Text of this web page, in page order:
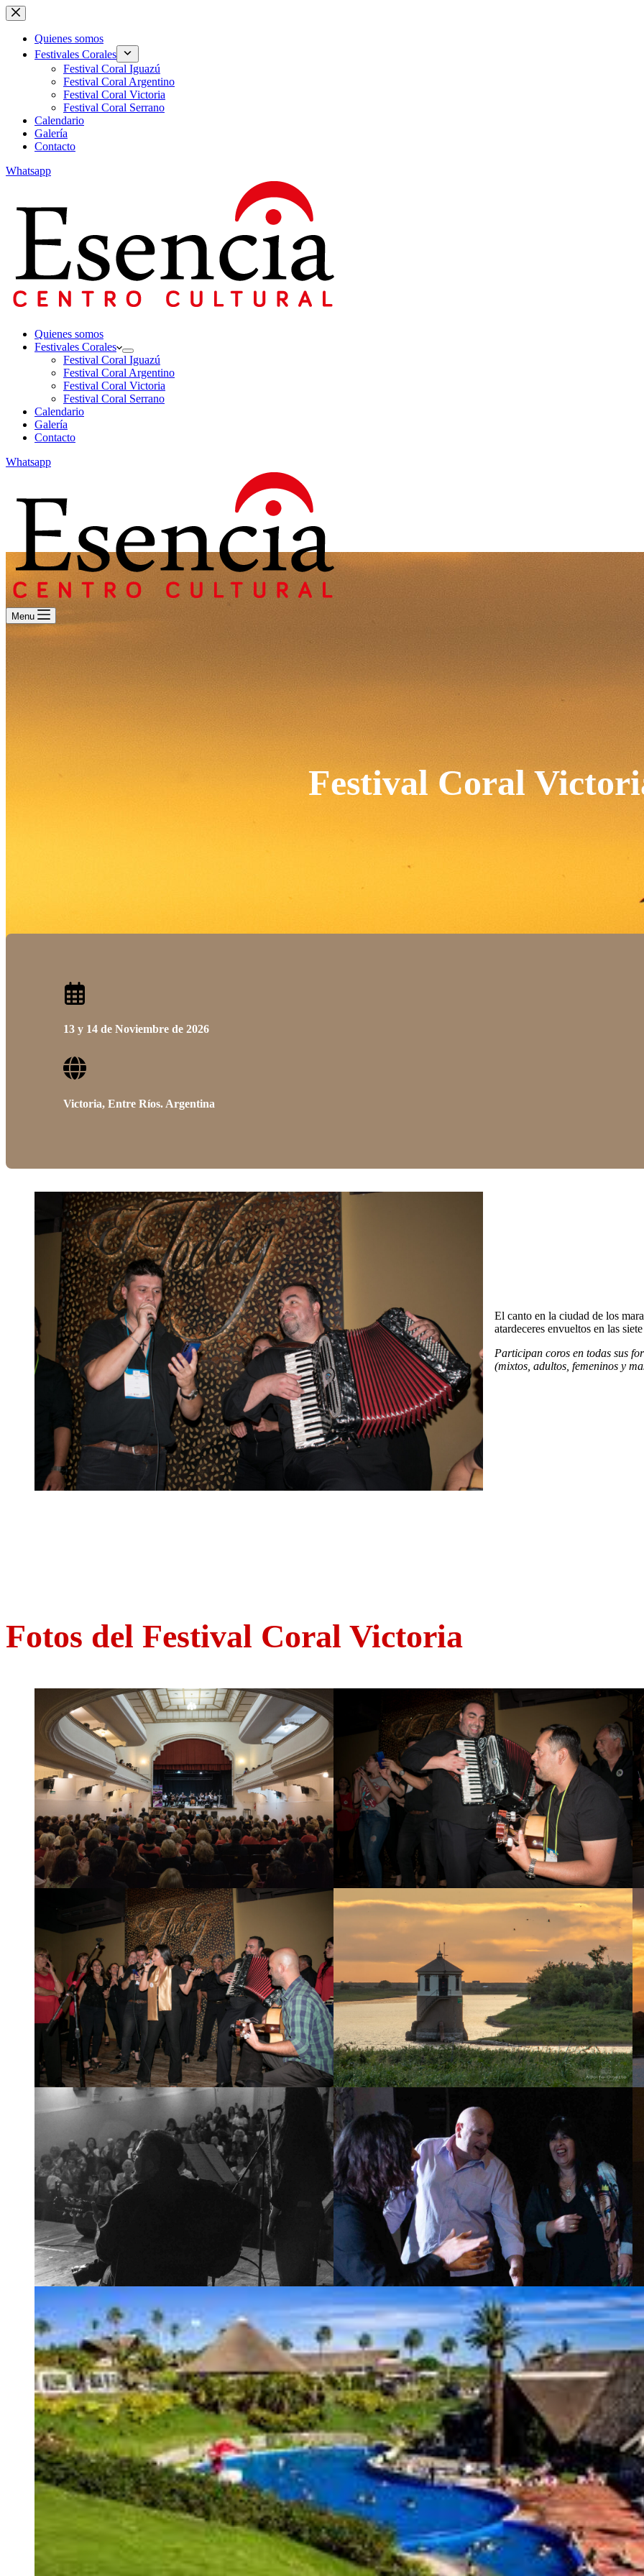
Skip
to
contentQuienes somos
Festivales Corales
Festival Coral Iguazú
Festival Coral Argentino
Festival Coral Victoria
Festival Coral Serrano
Calendario
Galería
Contacto
Whatsapp
Quienes somos
Festivales Corales
Festival Coral Iguazú
Festival Coral Argentino
Festival Coral Victoria
Festival Coral Serrano
Calendario
Galería
Contacto
Whatsapp
Menu
Festival Coral
13 y 14 de Noviembre de 2026
Victoria, Entre Ríos. Argentina
El canto en la ciudad de los
atardeceres envueltos en las
Participan coros en todas sus
(mixtos, adultos, femeninos y
Fotos del Festival Coral Victoria